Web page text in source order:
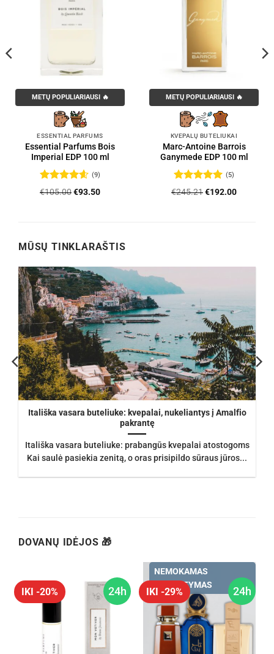
METŲ POPULIARIAUSI 🔥
ESSENTIAL PARFUMS
Essential Parfums Bois
Imperial EDP 100 ml
Įvertinimas:
(9)
€105.00Original
€93.50Current
METŲ POPULIARIAUSI 🔥
KVEPALŲ BUTELIUKAI
Marc-Antoine Barrois
Ganymede EDP 100 ml
Įvertinimas:
(5)
€245.21Original
€192.00Current
MŪSŲ TINKLARAŠTIS
Itališka vasara buteliuke: kvepalai, nukeliantys į Amalfio
pakrantę
Itališka vasara buteliuke: prabangūs kvepalai atostogoms
Kai saulė pasiekia zenitą, o oras prisipildo sūraus jūros...
DOVANŲ IDĖJOS 🎁
24h
IKI -20% 24h
IKI -29%
NEMOKAMAS
PRISTATYMAS